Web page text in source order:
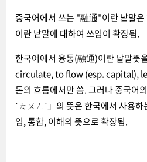
중국어에서 쓰는 "融通"이란 낱말
이란 낱말에 대하여 쓰임이 확장됨.
한국어에서 융통(融通)이란 낱말뜻
circulate, to flow (esp. capital)​,
돈의 흐름에서만 씀. 그러나 중국
ˊㄊㄨㄥˊ」의 뜻은 한국에서 사용
임, 통합, 이해의 뜻으로 확장됨.